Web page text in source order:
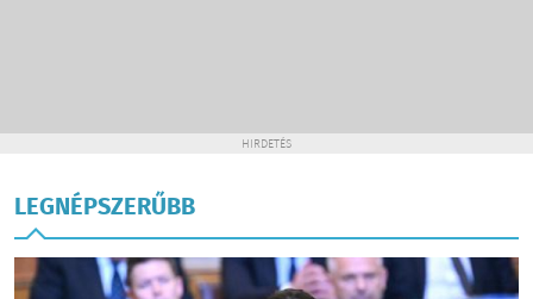
HIRDETÉS
LEGNÉPSZERŰBB